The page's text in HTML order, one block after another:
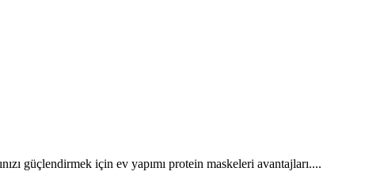
güçlendirmek için ev yapımı protein maskeleri avantajları....